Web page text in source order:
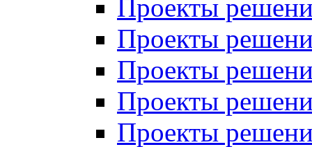
Проекты
Проекты
Проекты
Проекты
Проекты